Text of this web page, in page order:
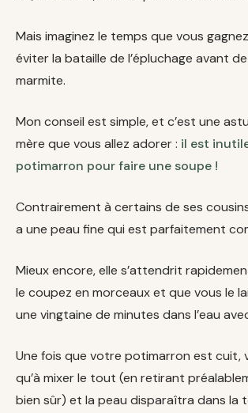
Mais imaginez le temps que vous
éviter la bataille de l’épluchage avant
marmite.
Mon conseil est simple, et c’est une
mère que vous allez adorer : il est
potimarron pour faire une soupe !
Contrairement à certains de ses
a une peau fine qui est parfaitement
Mieux encore, elle s’attendrit
le coupez en morceaux et que vous le
une vingtaine de minutes dans l’eau
Une fois que votre potimarron est cuit,
qu’à mixer le tout (en retirant
bien sûr) et la peau disparaîtra dans la